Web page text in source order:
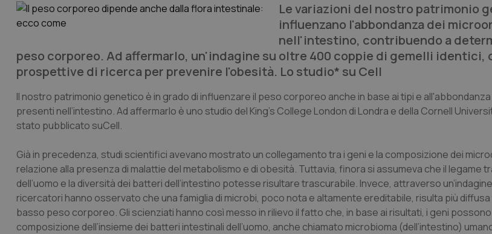
Le variazioni del nostro patrimonio
influenzano l'abbondanza dei
nell'intestino, contribuendo a
peso corporeo. Ad affermarlo, un'indagine su oltre 400 coppie di gemelli identici,
prospettive di ricerca per prevenire l'obesità. Lo studio* su Cell
Il nostro patrimonio genetico è in grado di influenzare il peso corporeo anche in base ai tipi e
presenti nell’intestino. Ad affermarlo è uno studio del King’s College London di Londra e della Cornell
stato pubblicato suCell.
Già in precedenza, studi scientifici avevano mostrato un collegamento tra i geni e la composizione dei
relazione alla presenza di malattie del metabolismo e di obesità. Tuttavia, finora si assumeva che il legame
dell’uomo e la diversità dei batteri dell’intestino potesse risultare trascurabile. Invece, attraverso
ricercatori hanno osservato che una famiglia di microbi, poco nota e altamente ereditabile, risulta più diffusa
basso peso corporeo. Gli scienziati hanno così messo in rilievo il fatto che, in base ai risultati, i geni
composizione dell’insieme dei batteri intestinali dell’uomo, anche chiamato microbioma (dell’intestino)